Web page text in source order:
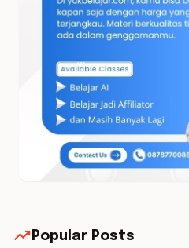
trending_up Popular Posts